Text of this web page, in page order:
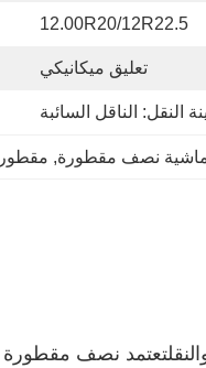
12.00R20/12R22.5
تعليق ميكانيكي
النقل: الناقل السائبة
نصف مقطورة,
نصف مقطورة